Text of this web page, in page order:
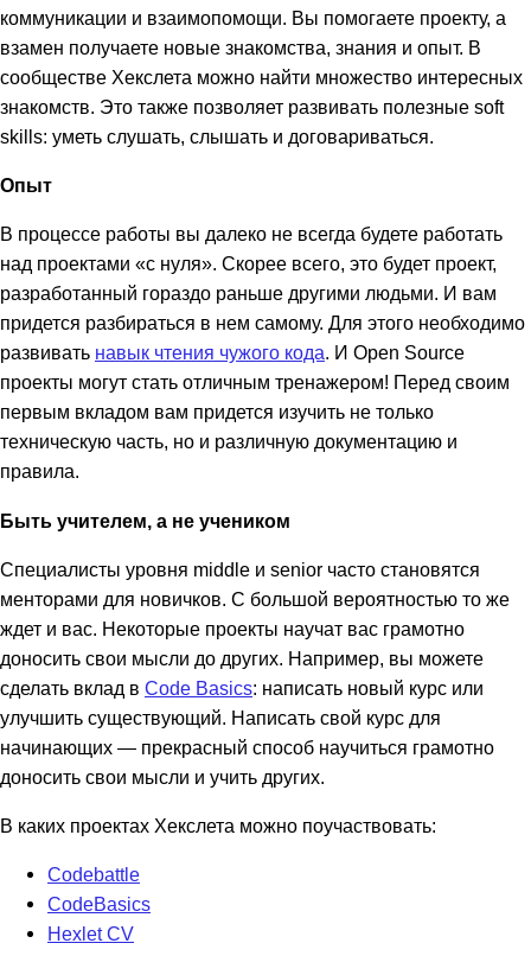
коммуникации и взаимопомощи. Вы помогаете проекту, а
взамен получаете новые знакомства, знания и опыт. В
сообществе Хекслета можно найти множество интересных
знакомств. Это также позволяет развивать полезные soft
skills: уметь слушать, слышать и договариваться.
Опыт
В процессе работы вы далеко не всегда будете работать
над проектами «с нуля». Скорее всего, это будет проект,
разработанный гораздо раньше другими людьми. И вам
придется разбираться в нем самому. Для этого необходимо
развивать навык чтения чужого кода. И Open Source
проекты могут стать отличным тренажером! Перед своим
первым вкладом вам придется изучить не только
техническую часть, но и различную документацию и
правила.
Быть учителем, а не учеником
Специалисты уровня middle и senior часто становятся
менторами для новичков. С большой вероятностью то же
ждет и вас. Некоторые проекты научат вас грамотно
доносить свои мысли до других. Например, вы можете
сделать вклад в Code Basics: написать новый курс или
улучшить существующий. Написать свой курс для
начинающих — прекрасный способ научиться грамотно
доносить свои мысли и учить других.
В каких проектах Хекслета можно поучаствовать:
Codebattle
CodeBasics
Hexlet CV